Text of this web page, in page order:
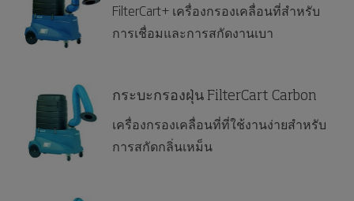
FilterCart+ เครื่องกรองเคลื่อนที่สำหรับ
การเชื่อมและการสกัดงานเบา
กระบะกรองฝุ่น FilterCart Carbon
เครื่องกรองเคลื่อนที่ที่ใช้งานง่ายสำหรับ
การสกัดกลิ่นเหม็น